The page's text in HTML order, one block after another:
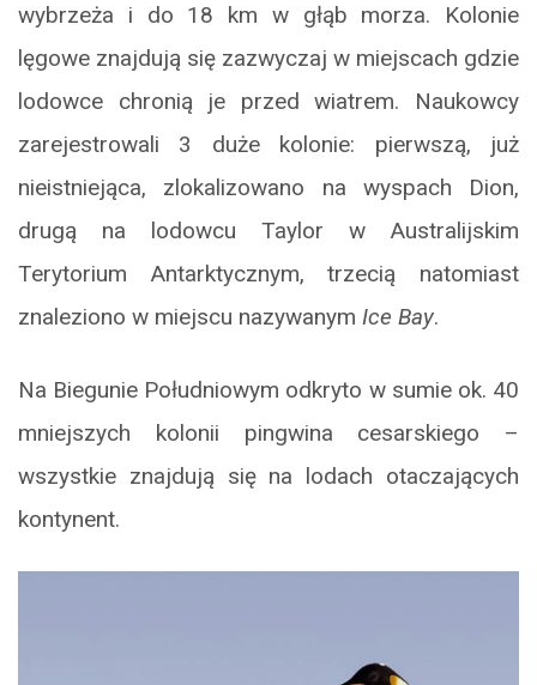
wybrzeża i do 18 km w głąb morza. Kolonie
lęgowe znajdują się zazwyczaj w miejscach gdzie
lodowce chronią je przed wiatrem. Naukowcy
zarejestrowali 3 duże kolonie: pierwszą, już
nieistniejąca, zlokalizowano na wyspach Dion,
drugą na lodowcu Taylor w Australijskim
Terytorium Antarktycznym, trzecią natomiast
znaleziono w miejscu nazywanym Ice Bay.
Na Biegunie Południowym odkryto w sumie ok. 40
mniejszych kolonii pingwina cesarskiego –
wszystkie znajdują się na lodach otaczających
kontynent.